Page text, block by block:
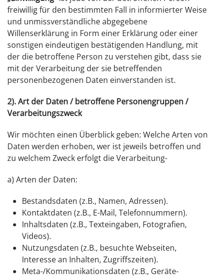
freiwillig für den bestimmten Fall in informierter Weise
und unmissverständliche abgegebene
Willenserklärung in Form einer Erklärung oder einer
sonstigen eindeutigen bestätigenden Handlung, mit
der die betroffene Person zu verstehen gibt, dass sie
mit der Verarbeitung der sie betreffenden
personenbezogenen Daten einverstanden ist.
2). Art der Daten / betroffene Personengruppen /
Verarbeitungszweck
Wir möchten einen Überblick geben: Welche Arten von
Daten werden erhoben, wer ist jeweils betroffen und
zu welchem Zweck erfolgt die Verarbeitung-
a) Arten der Daten:
Bestandsdaten (z.B., Namen, Adressen).
Kontaktdaten (z.B., E-Mail, Telefonnummern).
Inhaltsdaten (z.B., Texteingaben, Fotografien,
Videos).
Nutzungsdaten (z.B., besuchte Webseiten,
Interesse an Inhalten, Zugriffszeiten).
Meta-/Kommunikationsdaten (z.B., Geräte-